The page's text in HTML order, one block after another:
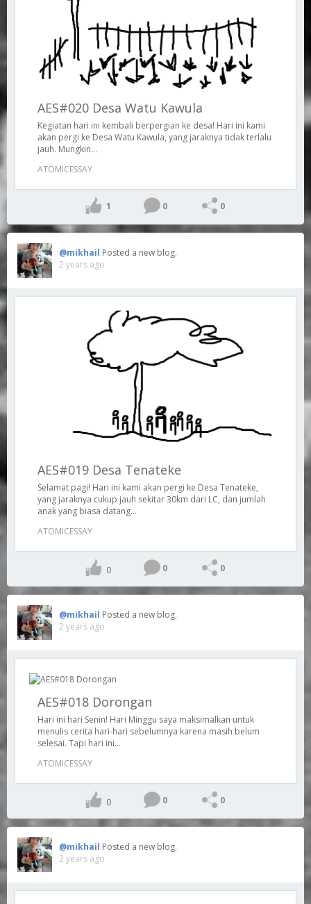
AES#020 Desa Watu Kawula
Kegiatan hari ini kembali berpergian ke desa! Hari ini kami
akan pergi ke Desa Watu Kawula, yang jaraknya tidak terlalu
jauh. Mungkin...
ATOMICESSAY
1 0 0
@mikhail Posted a new blog.
2 years ago
AES#019 Desa Tenateke
Selamat pagi! Hari ini kami akan pergi ke Desa Tenateke,
yang jaraknya cukup jauh sekitar 30km dari LC, dan jumlah
anak yang biasa datang...
ATOMICESSAY
0 0 0
@mikhail Posted a new blog.
2 years ago
AES#018 Dorongan
Hari ini hari Senin! Hari Minggu saya maksimalkan untuk
menulis cerita hari-hari sebelumnya karena masih belum
selesai. Tapi hari ini...
ATOMICESSAY
0 0 0
@mikhail Posted a new blog.
2 years ago